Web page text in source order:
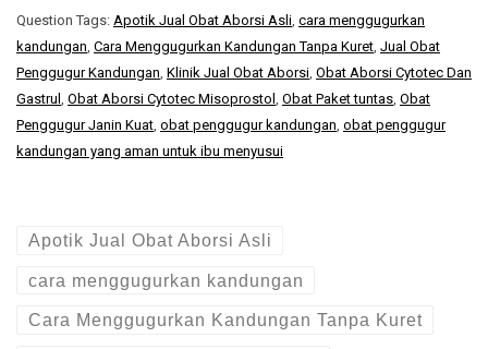
Question Tags: Apotik Jual Obat Aborsi Asli, cara menggugurkan
kandungan, Cara Menggugurkan Kandungan Tanpa Kuret, Jual Obat
Penggugur Kandungan, Klinik Jual Obat Aborsi, Obat Aborsi Cytotec Dan
Gastrul , Obat Aborsi Cytotec Misoprostol , Obat Paket tuntas, Obat
Penggugur Janin Kuat, obat penggugur kandungan, obat penggugur
kandungan yang aman untuk ibu menyusui
Apotik Jual Obat Aborsi Asli
cara menggugurkan kandungan
Cara Menggugurkan Kandungan Tanpa Kuret